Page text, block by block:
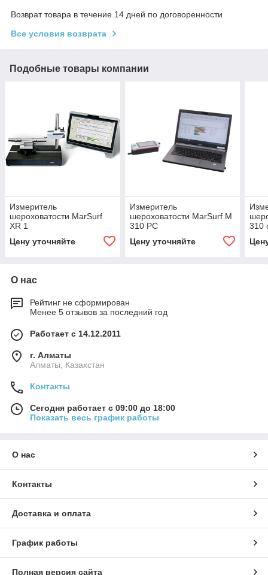
Возврат товара в течение 14 дней по договоренности
Все условия возврата
Подобные товары компании
Измеритель
шероховатости MarSurf
XR 1
Цену уточняйте
Измеритель
шероховатости MarSurf M
310 PC
Цену уточняйте
310
О нас
Рейтинг не сформирован
Менее 5 отзывов за последний год
Работает с 14.12.2011
г. Алматы
Алматы, Казахстан
Контакты
Сегодня работает с 09:00 до 18:00
Показать весь график работы
О нас
Контакты
Доставка и оплата
График работы
Полная версия сайта